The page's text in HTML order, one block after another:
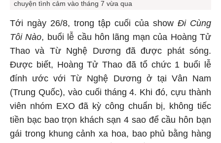
chuyện tình cảm vào tháng 7 vừa qua
Tới ngày 26/8, trong tập cuối của show Đi Cùng
Tôi Nào, buổi lễ cầu hôn lãng mạn của Hoàng Tử
Thao và Từ Nghệ Dương đã được phát sóng.
Được biết, Hoàng Tử Thao đã tổ chức 1 buổi lễ
đính ước với Từ Nghệ Dương ở tại Vân Nam
(Trung Quốc), vào cuối tháng 4. Khi đó, cựu thành
viên nhóm EXO đã kỳ công chuẩn bị, không tiếc
tiền bạc bao trọn khách sạn 4 sao để cầu hôn bạn
gái trong khung cảnh xa hoa, bao phủ bằng hàng